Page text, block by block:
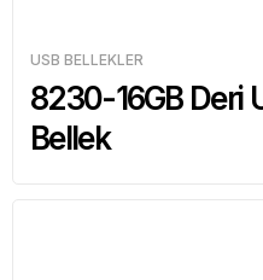
USB BELLEKLER
8230-16GB Deri
Bellek